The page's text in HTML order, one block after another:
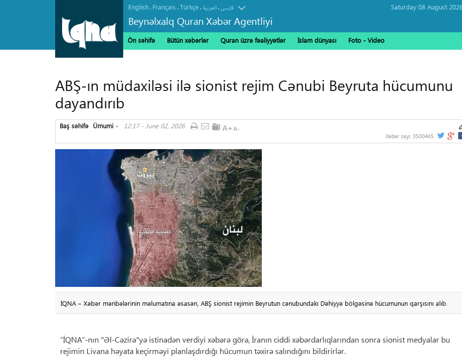
English. Français.Türkçe. العربیة.فارسی
Beynəlxalq Quran Xəbər Agentliyi
Ön səhifə Bütün xəbərlər Quran üzrə fəaliyyətlər İslam dünyası Foto - Video
ABŞ-ın müdaxiləsi ilə sionist rejim Cənubi Beyruta hücumunu
dayandırıb
Baş səhifə »
Ümumi 12:17 - June 02, 2026
Xəbər sayı: 3500465
İQNA – Xəbər mənbələrinin məlumatına əsasən, ABŞ sionist rejimin Beyrutun cənubundakı Dəhiyyə bölgəsinə hücumunun qarşısını alıb.
“İQNA”-nın "Əl-Cəzirə"yə istinadən verdiyi xəbərə görə, İranın ciddi xəbərdarlıqlarından sonra sionist medyalar bu
rejimin Livana həyata keçirməyi planlaşdırdığı hücumun təxirə salındığını bildirirlər.